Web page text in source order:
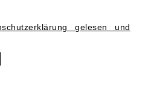
gelesen und